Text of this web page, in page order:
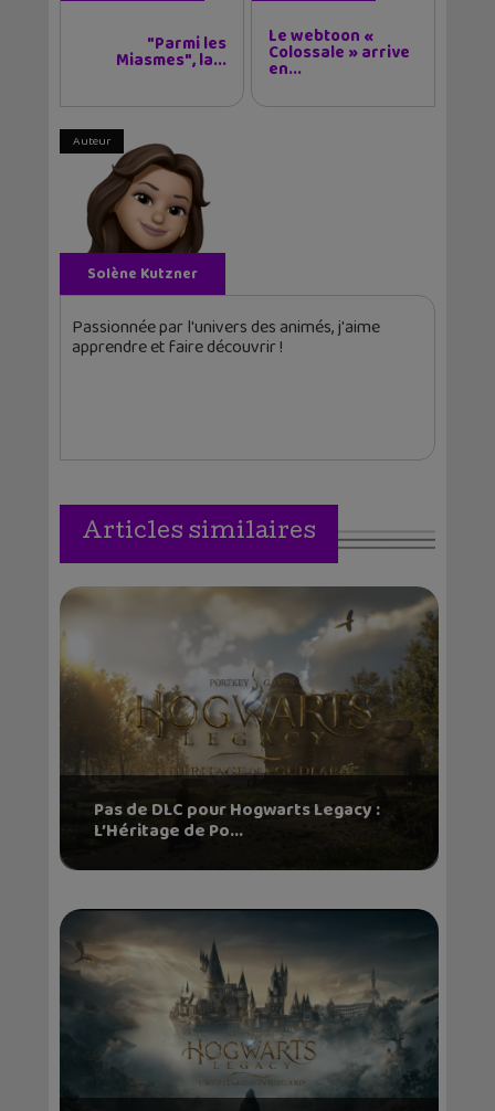
"Parmi les
Miasmes", la...
Le webtoon «
Colossale » arrive
en...
Auteur
Solène Kutzner
Passionnée par l'univers des animés, j'aime
apprendre et faire découvrir !
Articles similaires
Pas de DLC pour Hogwarts Legacy :
L’Héritage de Po...